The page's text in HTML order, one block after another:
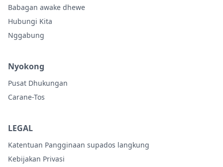
Babagan awake dhewe
Hubungi Kita
Nggabung
Nyokong
Pusat Dhukungan
Carane-Tos
LEGAL
Katentuan Pangginaan supados langkung
Kebijakan Privasi